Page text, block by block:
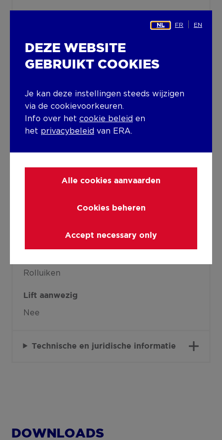
Hout Dubbele beglazing
Isolatie
Beglazing
Rolluiken
Lift aanwezig
Nee
Technische en juridische informatie
DOWNLOADS
NL FR EN
DEZE WEBSITE
GEBRUIKT COOKIES
Je kan deze instellingen steeds wijzigen
via de cookievoorkeuren.
Info over het cookie beleid en
het privacybeleid van ERA.
Alle cookies aanvaarden
Cookies beheren
Accept necessary only